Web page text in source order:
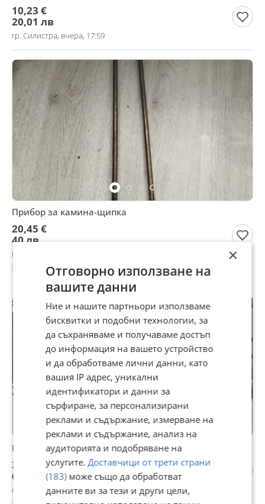
10,23 €
20,01 лв
гр. Силистра, вчера, 17:59
Прибор за камина-щипка
20,45 €
40 лв
гр. Силистра, вчера, 17:59
Други антики и предмети
Велосипед с 4 тактов двигател
320 €
625,87 лв
гр. Силистра, Мджиди Табия, вчера, 15:18
×
Отговорно използване на
вашите данни
Ние и нашите партньори използваме
бисквитки и подобни технологии, за
да съхраняваме и получаваме достъп
до информация на вашето устройство
и да обработваме лични данни, като
вашия IP адрес, уникални
идентификатори и данни за
сърфиране, за персонализирани
реклами и съдържание, измерване на
реклами и съдържание, анализ на
аудиторията и подобряване на
услугите.Доставчици от трети страни
(183)може също да обработват
данните ви за тези и други цели,